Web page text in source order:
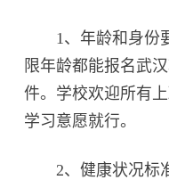
1、年龄和身份要
限年龄都能报名武
件。学校欢迎所有
学习意愿就行。
2、健康状况标准